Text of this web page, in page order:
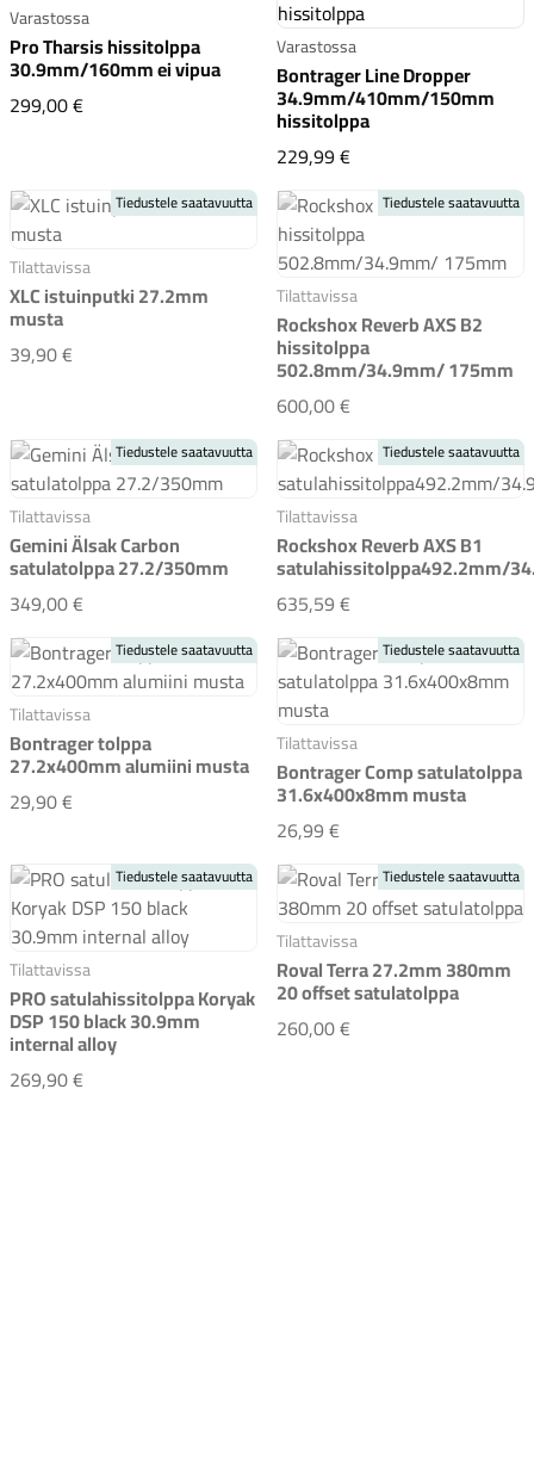
Varastossa
Pro Tharsis hissitolppa
30.9mm/160mm ei vipua
299,00 €Pro Tharsis hissitolppa 30.9mm/160mm ei vipua
Varastossa
Bontrager Line Dropper
34.9mm/410mm/150mm
hissitolppa
229,99 €Bontrager Line
Tilattavissa
XLC istuinputki 27.2mm
musta
39,90 €XLC istuinputki 27.2mm musta
Tiedustele saatavuutta
Tilattavissa
Rockshox Reverb AXS B2
hissitolppa
502.8mm/34.9mm/ 175mm
600,00 €Rockshox Reverb
Tiedustele saatavuutta
Tilattavissa
Gemini Älsak Carbon
satulatolppa 27.2/350mm
349,00 €Gemini Älsak Carbon satulatolppa 27.2/350mm
Tiedustele saatavuutta
Tilattavissa
Rockshox Reverb AXS B1
satulahissitolppa492.2mm/
635,59 €Rockshox Reverb
Tiedustele saatavuutta
Tilattavissa
Bontrager tolppa
27.2x400mm alumiini musta
29,90 €Bontrager tolppa 27.2x400mm alumiini musta
Tiedustele saatavuutta
Tilattavissa
Bontrager Comp satulatolppa
31.6x400x8mm musta
26,99 €Bontrager Comp
Tiedustele saatavuutta
Tilattavissa
PRO satulahissitolppa Koryak
DSP 150 black 30.9mm
internal alloy
269,90 €PRO satulahissitolppa Koryak DSP 150 black 30.9mm
Tiedustele saatavuutta
Tilattavissa
Roval Terra 27.2mm 380mm
20 offset satulatolppa
260,00 €Roval Terra 27.2mm
Tiedustele saatavuutta